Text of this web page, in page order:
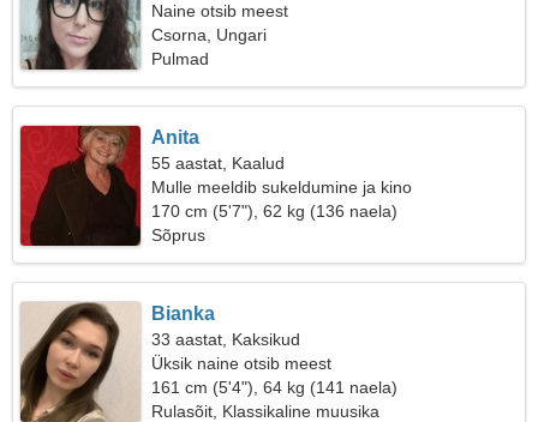
Naine otsib meest
Csorna, Ungari
Pulmad
Anita
55 aastat, Kaalud
Mulle meeldib sukeldumine ja kino
170 cm (5'7"), 62 kg (136 naela)
Sõprus
Bianka
33 aastat, Kaksikud
Üksik naine otsib meest
161 cm (5'4"), 64 kg (141 naela)
Rulasõit, Klassikaline muusika